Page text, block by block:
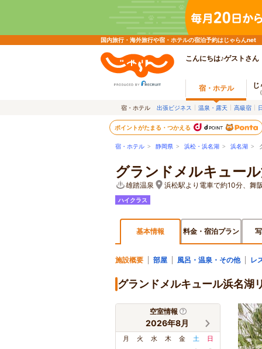
国内旅行・海外旅行や宿・ホテルの宿泊予約はじゃらんnet
こんにちは♪ゲストさん
宿・ホテル じ
宿・ホテル 出張ビジネス 温泉・露天 高級宿
ポイントがたまる・つかえる
宿・ホテル > 静岡県 > 浜松・浜名湖 > 浜名湖 >
グランドメルキュー
雄踏温泉 浜松駅より電車で約10分、舞
ハイクラス
基本情報 料金・宿泊プラン
施設概要 部屋 風呂・温泉・その他 レ
グランドメルキュール浜名湖
空室情報
2026年8月
月 火 水 木 金 土 日